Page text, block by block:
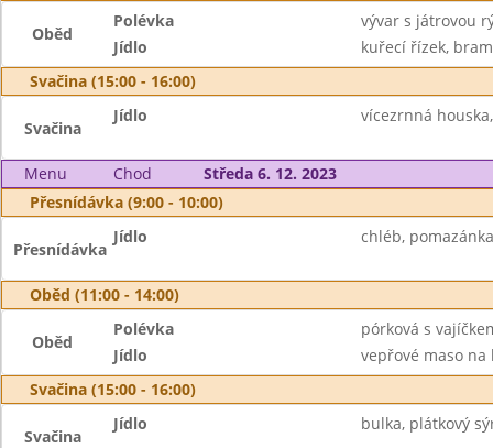
Oběd
Polévka
vývar s játrovou
Jídlo
kuřecí řízek,
Svačina (15:00 - 16:00)
Svačina
Jídlo vícezrnná
Menu Chod
Středa 6. 12. 2023
Přesnídávka (9:00 - 10:00)
Přesnídávka
Jídlo chléb,
Oběd (11:00 - 14:00)
Oběd
Polévka
pórková s
Jídlo
vepřové maso na
Svačina (15:00 - 16:00)
Svačina
Jídlo bulka, plátkový